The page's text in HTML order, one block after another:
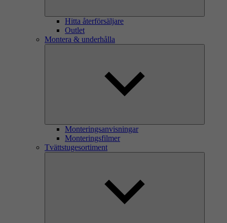
Hitta återförsäljare
Outlet
Montera & underhålla
Monteringsanvisningar
Monteringsfilmer
Tvättstugesortiment